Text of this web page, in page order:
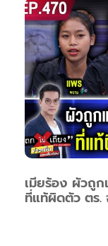
เมียร้อง ผัวถู
ที่แท้ผิดตัว ตร.